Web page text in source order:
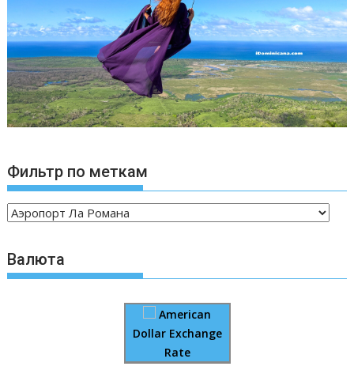
Фильтр по меткам
Валюта
American
Dollar Exchange
Rate